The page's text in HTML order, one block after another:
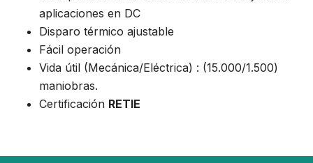
aplicaciones en DC
Disparo térmico ajustable
Fácil operación
Vida útil (Mecánica/Eléctrica) : (15.000/1.500)
maniobras.
Certificación RETIE